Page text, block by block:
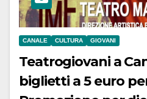
CANALE CULTURA GIOVANI
Teatrogiovani a
biglietti a 5 euro